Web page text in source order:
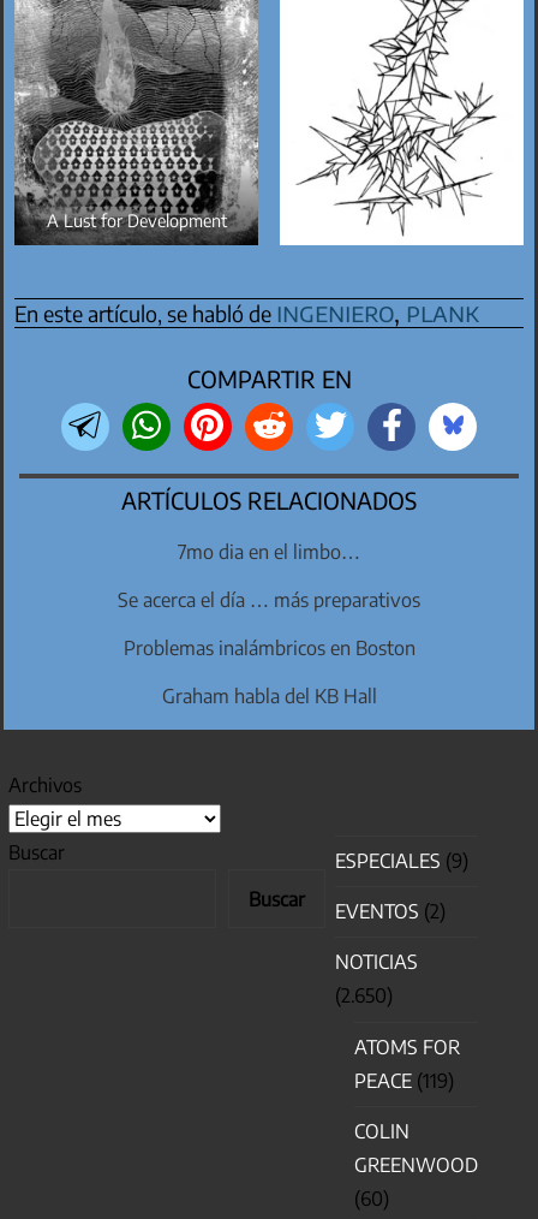
A Lust for Development
En este artículo, se habló de ingeniero, plank
COMPARTIR EN
ARTÍCULOS RELACIONADOS
7mo dia en el limbo…
Se acerca el día … más preparativos
Problemas inalámbricos en Boston
Graham habla del KB Hall
Archivos
Buscar
Buscar
ESPECIALES (9)
EVENTOS (2)
NOTICIAS
(2.650)
ATOMS FOR
PEACE (119)
COLIN
GREENWOOD
(60)